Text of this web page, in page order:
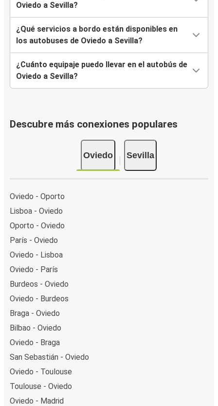
Oviedo a Sevilla?
¿Qué servicios a bordo están disponibles en
los autobuses de Oviedo a Sevilla?
¿Cuánto equipaje puedo llevar en el autobús de
Oviedo a Sevilla?
Descubre más conexiones populares
Oviedo Sevilla
Oviedo - Oporto
Lisboa - Oviedo
Oporto - Oviedo
París - Oviedo
Oviedo - Lisboa
Oviedo - París
Burdeos - Oviedo
Oviedo - Burdeos
Braga - Oviedo
Bilbao - Oviedo
Oviedo - Braga
San Sebastián - Oviedo
Oviedo - Toulouse
Toulouse - Oviedo
Oviedo - Madrid